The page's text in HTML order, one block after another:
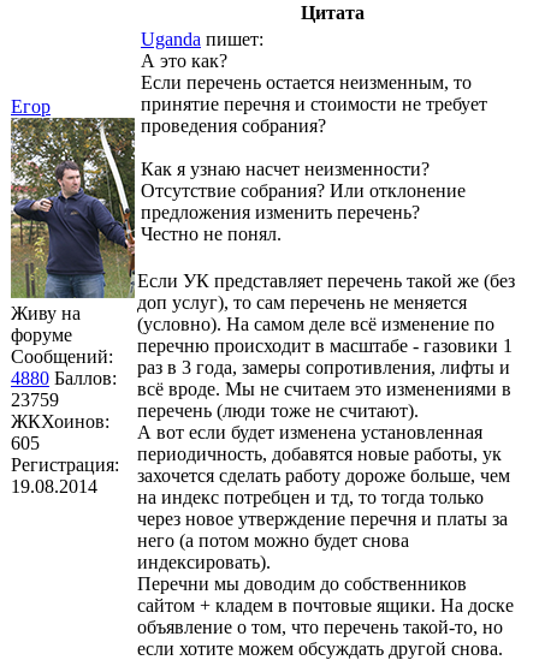
Егор
Живу на
форуме
Сообщений:
4880 Баллов:
23759
ЖКХоинов:
605
Регистрация:
19.08.2014
Цитата
Uganda пишет:
А это как?
Если перечень остается неизменным, то
принятие перечня и стоимости не требует
проведения собрания?
Как я узнаю насчет неизменности?
Отсутствие собрания? Или отклонение
предложения изменить перечень?
Честно не понял.
Если УК представляет перечень такой же (без
доп услуг), то сам перечень не меняется
(условно). На самом деле всё изменение по
перечню происходит в масштабе - газовики 1
раз в 3 года, замеры сопротивления, лифты и
всё вроде. Мы не считаем это изменениями в
перечень (люди тоже не считают).
А вот если будет изменена установленная
периодичность, добавятся новые работы, ук
захочется сделать работу дороже больше, чем
на индекс потребцен и тд, то тогда только
через новое утверждение перечня и платы за
него (а потом можно будет снова
индексировать).
Перечни мы доводим до собственников
сайтом + кладем в почтовые ящики. На доске
объявление о том, что перечень такой-то, но
если хотите можем обсуждать другой снова.